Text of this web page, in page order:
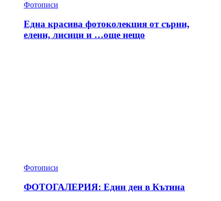
Фотописи
Една красива фотоколекция от сърни,
елени, лисици и …още нещо
Фотописи
ФОТОГАЛЕРИЯ: Един ден в Кътина